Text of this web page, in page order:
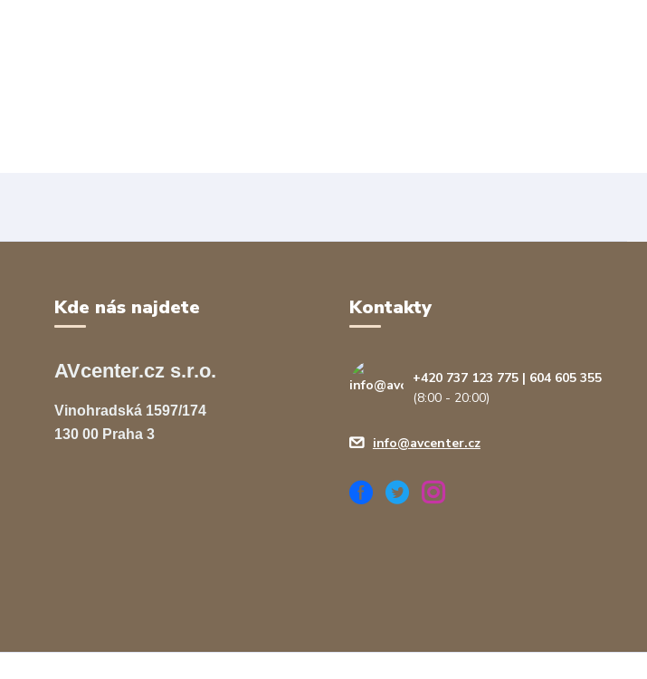
Kde nás najdete
AVcenter.cz s.r.o.
Vinohradská 1597/174
130 00 Praha 3
Kontakty
+420 737 123 775 | 604 605 355
(8:00 - 20:00)
info@avcenter.cz